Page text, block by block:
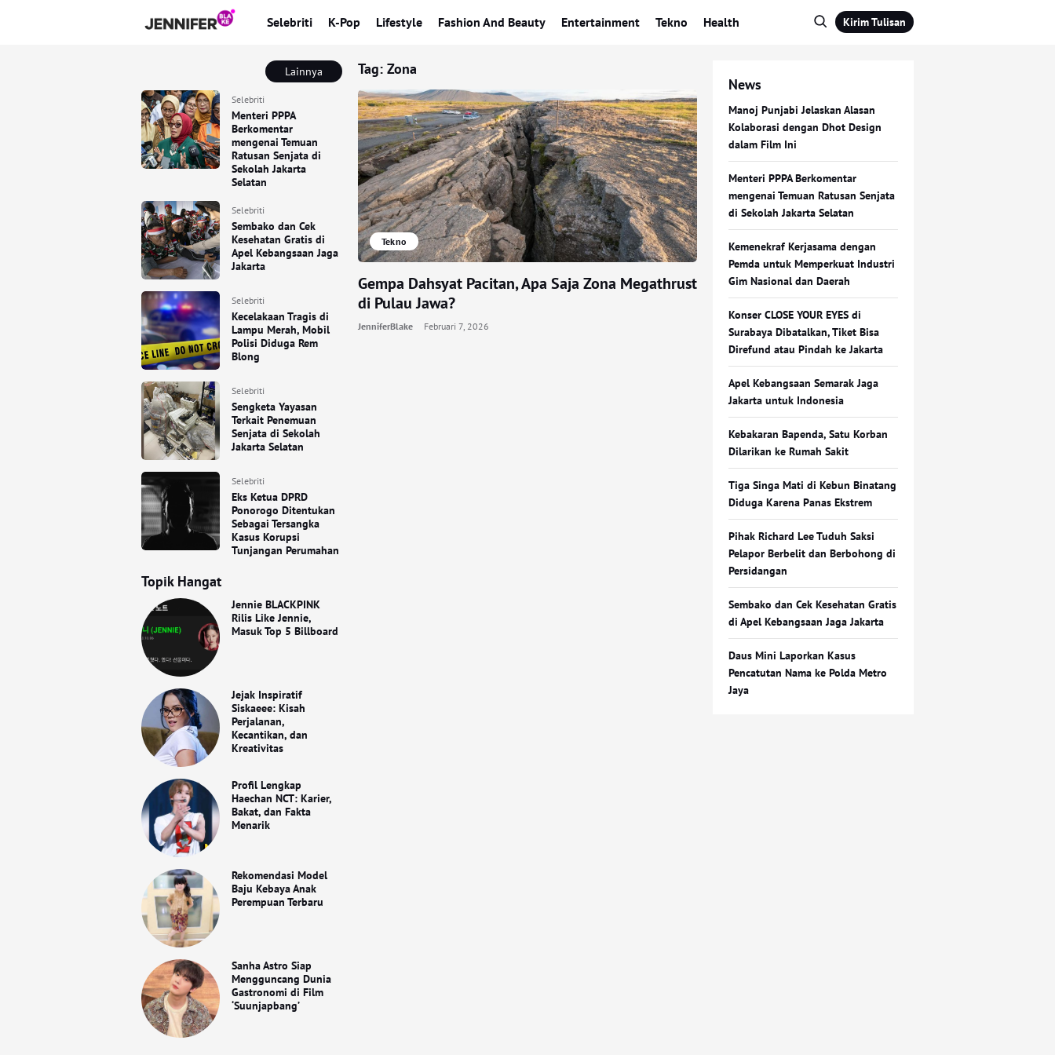
Selebriti K-Pop Lifestyle Fashion And Beauty Entertainment Tekno Health Kirim Tulisan
Lainnya
Selebriti
Menteri PPPA
Berkomentar
mengenai Temuan
Ratusan Senjata di
Sekolah Jakarta
Selatan
Selebriti
Sembako dan Cek
Kesehatan Gratis di
Apel Kebangsaan Jaga
Jakarta
Selebriti
Kecelakaan Tragis di
Lampu Merah, Mobil
Polisi Diduga Rem
Blong
Selebriti
Sengketa Yayasan
Terkait Penemuan
Senjata di Sekolah
Jakarta Selatan
Selebriti
Eks Ketua DPRD
Ponorogo Ditentukan
Sebagai Tersangka
Kasus Korupsi
Tunjangan Perumahan
Topik Hangat
Jennie BLACKPINK
Rilis Like Jennie,
Masuk Top 5 Billboard
Jejak Inspiratif
Siskaeee: Kisah
Perjalanan,
Kecantikan, dan
Kreativitas
Profil Lengkap
Haechan NCT: Karier,
Bakat, dan Fakta
Menarik
Rekomendasi Model
Baju Kebaya Anak
Perempuan Terbaru
Sanha Astro Siap
Mengguncang Dunia
Gastronomi di Film
‘Suunjapbang’
Tag: Zona
Tekno
Gempa Dahsyat Pacitan, Apa Saja Zona Megathrust
di Pulau Jawa?
JenniferBlake Februari 7, 2026
News
Manoj Punjabi Jelaskan Alasan
Kolaborasi dengan Dhot Design
dalam Film Ini
Menteri PPPA Berkomentar
mengenai Temuan Ratusan Senjata
di Sekolah Jakarta Selatan
Kemenekraf Kerjasama dengan
Pemda untuk Memperkuat Industri
Gim Nasional dan Daerah
Konser CLOSE YOUR EYES di
Surabaya Dibatalkan, Tiket Bisa
Direfund atau Pindah ke Jakarta
Apel Kebangsaan Semarak Jaga
Jakarta untuk Indonesia
Kebakaran Bapenda, Satu Korban
Dilarikan ke Rumah Sakit
Tiga Singa Mati di Kebun Binatang
Diduga Karena Panas Ekstrem
Pihak Richard Lee Tuduh Saksi
Pelapor Berbelit dan Berbohong di
Persidangan
Sembako dan Cek Kesehatan Gratis
di Apel Kebangsaan Jaga Jakarta
Daus Mini Laporkan Kasus
Pencatutan Nama ke Polda Metro
Jaya